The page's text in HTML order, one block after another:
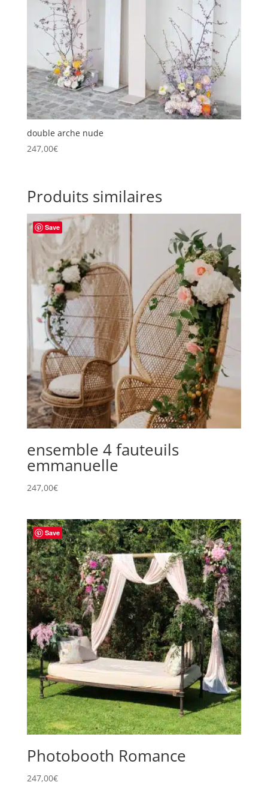
double arche nude
247,00€
Produits similaires
Save
ensemble 4 fauteuils
emmanuelle
247,00€
Save
Photobooth Romance
247,00€